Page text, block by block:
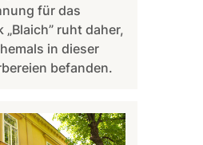
für das
ruht daher,
in dieser
befanden.